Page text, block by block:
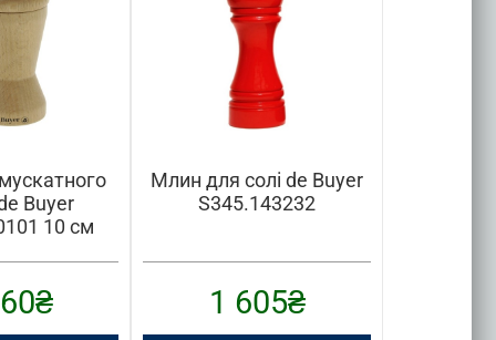
Buyer
10 см
₴
Млин для солі de Buyer
S345.143232
1 605₴